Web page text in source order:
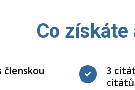
Co
členskou
3